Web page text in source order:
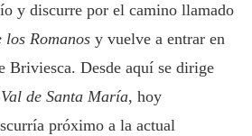
y discurre por el camino llamado
los Romanos y vuelve a entrar en
Briviesca. Desde aquí se dirige
de Santa María, hoy
próximo a la actual